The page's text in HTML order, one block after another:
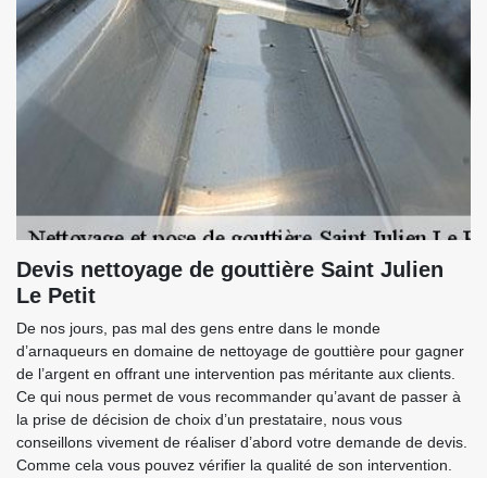
Devis nettoyage de gouttière Saint Julien
Le Petit
De nos jours, pas mal des gens entre dans le monde
d’arnaqueurs en domaine de nettoyage de gouttière pour gagner
de l’argent en offrant une intervention pas méritante aux clients.
Ce qui nous permet de vous recommander qu’avant de passer à
la prise de décision de choix d’un prestataire, nous vous
conseillons vivement de réaliser d’abord votre demande de devis.
Comme cela vous pouvez vérifier la qualité de son intervention.